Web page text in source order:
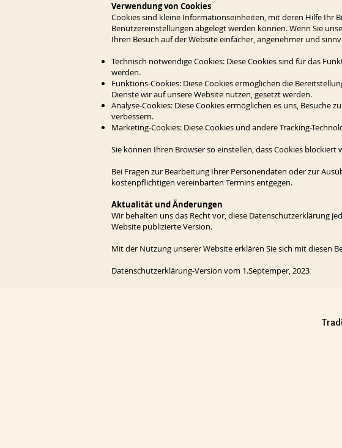
Verwendung von Cookies
Cookies sind kleine Informationseinheiten, mit deren Hilfe
Benutzereinstellungen abgelegt werden können. Wenn Sie
Ihren Besuch auf der Website einfacher, angenehmer und
Technisch notwendige Cookies: Diese Cookies sind für das
werden.
Funktions-Cookies: Diese Cookies ermöglichen die
Dienste wir auf unsere Website nutzen, gesetzt werden.
Analyse-Cookies: Diese Cookies ermöglichen es uns,
verbessern.
Marketing-Cookies: Diese Cookies und andere Tracking-
Sie können Ihren Browser so einstellen, dass Cookies
Bei Fragen zur Bearbeitung Ihrer Personendaten oder zur
kostenpflichtigen vereinbarten Termins entgegen.
Aktualität und Änderungen
Wir behalten uns das Recht vor, diese Datenschutzerklärung
Website publizierte Version.
Mit der Nutzung unserer Website erklären Sie sich mit diesen
Datenschutzerklärung-Version vom 1.Septemper, 2023